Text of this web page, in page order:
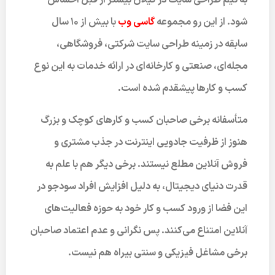
شود. از این رو مجموعهگاسی وب
با بیش از 10 سال
سابقه در زمینه طراحی سایت شرکتی، فروشگاهی،
مجله‌ای، صنعتی و کارخانه‌ای در ارائه خدمات به این نوع
کسب و کارها پیشقدم شده است.
متأسفانه برخی صاحبان کسب و کارهای کوچک و بزرگ
هنوز از ظرفیت جادویی اینترنت در جذب مشتری و
فروش آنلاین مطلع نیستند. برخی دیگر هم با علم به
قدرت دنیای دیجیتال، به دلیل افزایش افراد سودجو در
این فضا از ورود کسب و کار خود به حوزه فعالیت‌های
آنلاین امتناع می‌کنند. پس نگرانی و عدم اعتماد صاحبان
برخی مشاغل فیزیکی و سنتی بیراه هم نیست.